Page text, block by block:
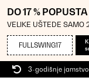
DO 17 %
VELIKE UŠTEDE SAMO
FULLSWING17
3-godišnje jamstvo